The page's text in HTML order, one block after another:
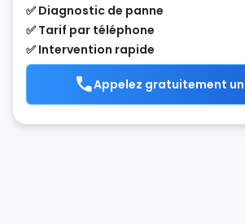
✅ Diagnostic de panne
✅ Tarif par téléphone
✅ Intervention rapide
Appelez gratuitement